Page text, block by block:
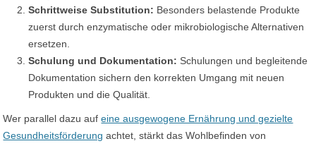
Schrittweise Substitution: Besonders belastende Produkte
zuerst durch enzymatische oder mikrobiologische Alternativen
ersetzen.
Schulung und Dokumentation: Schulungen und begleitende
Dokumentation sichern den korrekten Umgang mit neuen
Produkten und die Qualität.
Wer parallel dazu aufeine ausgewogene Ernährung und gezielte
Gesundheitsförderung achtet, stärkt das Wohlbefinden von